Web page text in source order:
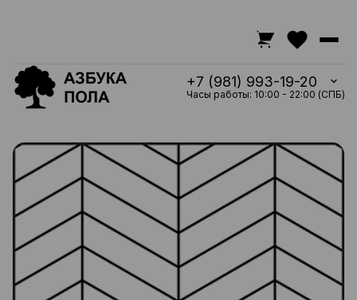
+7 (981) 993-19-20
Часы работы: 10:00 - 22:00 (СПБ)